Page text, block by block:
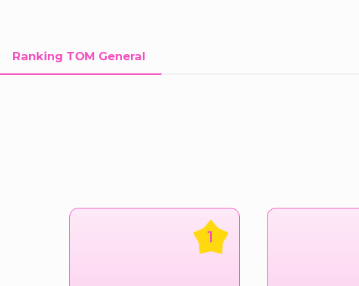
Ranking TOM General
1